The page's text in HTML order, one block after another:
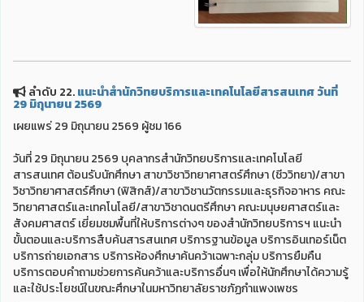
ลำดับ 22.แนะนำสำนักวิทยบริการและเทคโนโลยีสารสนเทศ วันที่
29 มิถุนายน 2569
เผยแพร่ 29 มิถุนายน 2569 ผู้ชม 166
วันที่ 29 มิถุนายน 2569 บุคลากรสำนักวิทยบริการและเทคโนโลยี
สารสนเทศ ต้อนรับนักศึกษา สาขาวิชาวิทยาศาสตร์ศึกษา (ชีววิทยา)/สาขา
วิชาวิทยาศาสตร์ศึกษา (ฟิสิกส์)/สาขาวิชานวัตกรรมและธุรกิจอาหาร คณะ
วิทยาศาสตร์และเทคโนโลยี/สาขาวิชาดนตรีศึกษา คณะมนุษยศาสตร์และ
สังคมศาสตร์ เยี่ยมชมพื้นที่ให้บริการต่างๆ ของสำนักวิทยบริการฯ แนะนำ
ขั้นตอนและบริการสืบค้นสารสนเทศ บริการฐานข้อมูล บริการอินเทอร์เน็ต
บริการถ่ายเอกสาร บริการห้องศึกษาค้นคว้าเฉพาะกลุ่ม บริการยืมคืน
บริการตอบคำถามช่วยการค้นคว้าและบริการอื่นๆ เพื่อให้นักศึกษาได้ความรู้
และใช้ประโยชน์ในขณะศึกษาในมหาวิทยาลัยราชภัฏกำแพงเพชร